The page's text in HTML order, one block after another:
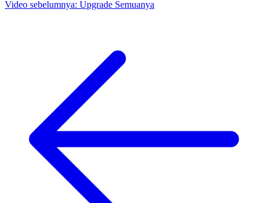
Video sebelumnya: Upgrade Semuanya